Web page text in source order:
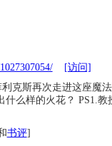
[访问]
克斯再次走进这座魔
么样的火花？ PS1.
书评]